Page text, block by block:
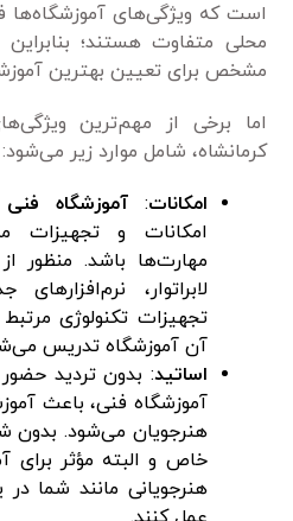
است که ویژگی‌های آموزشگاه‌ها
محلی متفاوت هستند؛
مشخص برای تعیین بهترین
اما برخی از مهم‌ترین
کرمانشاه، شامل موارد زیر می‌شود:
امکانات:آموزشگاه
امکانات و تجهیزات
مهارت‌ها باشد. منظور
لابراتوار،
تجهیزات تکنولوژی
آن آموزشگاه تدریس
اساتید: بدون تردید
آموزشگاه فنی، باعث
هنرجویان می‌شود. بدون
خاص و البته مؤثر برای
هنرجویانی مانند شما